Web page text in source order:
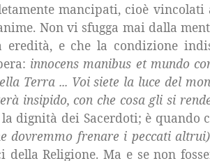
mancipati, cioè
Non vi sfugga mai dalla
eredità, e che la condizione
innocens manibus et mundo
Terra ... Voi siete la luce del
insipido, con che cosa gli si
dignità dei Sacerdoti; è quando
dovremmo frenare i peccati
della Religione. Ma e se non